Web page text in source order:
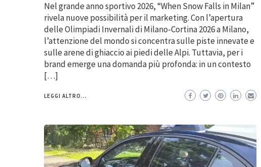
Nel grande anno sportivo 2026, “When Snow Falls in Milan”
rivela nuove possibilità per il marketing. Con l’apertura
delle Olimpiadi Invernali di Milano-Cortina 2026 a Milano,
l’attenzione del mondo si concentra sulle piste innevate e
sulle arene di ghiaccio ai piedi delle Alpi. Tuttavia, per i
brand emerge una domanda più profonda: in un contesto
[…]
LEGGI ALTRO...